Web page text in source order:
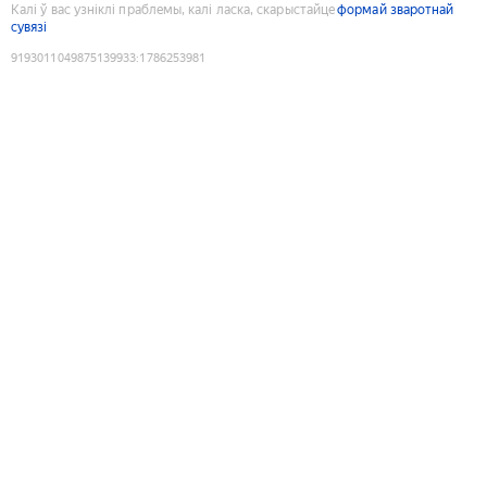
Калі ў вас узніклі праблемы, калі ласка, скарыстайцеформай зваротнай
сувязі
9193011049875139933:1786253981